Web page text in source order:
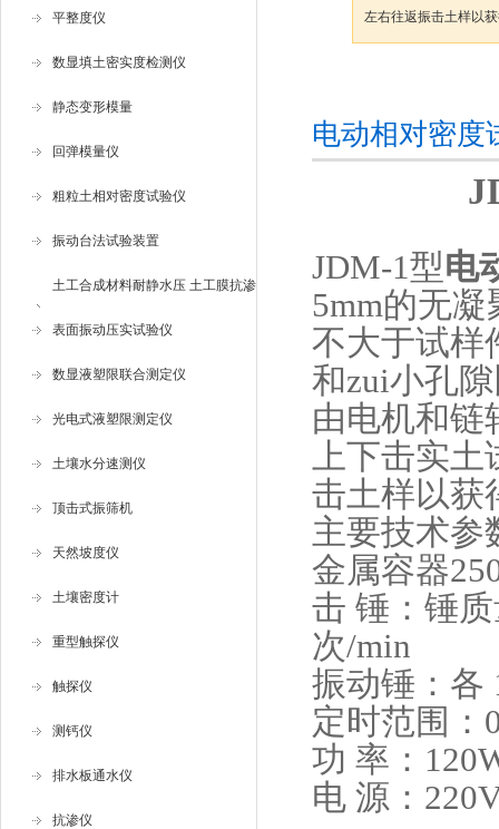
度试验仪 ）
平整度仪
数显填土密实度检测仪
静态变形模量
回弹模量仪
粗粒土相对密度试验仪
振动台法试验装置
土工合成材料耐静水压 土工膜抗渗
仪
表面振动压实试验仪
数显液塑限联合测定仪
光电式液塑限测定仪
土壤水分速测仪
顶击式振筛机
天然坡度仪
土壤密度计
重型触探仪
触探仪
测钙仪
排水板通水仪
抗渗仪
左右往返振击土样以
电动相对密度
JDM-1型电
5mm的无
不大于试样
和zui小孔
由电机和链
上下击实土
击土样以获
主要技术参
金属容器
击 锤：锤
次/min
振动锤：各
定时范围：
功 率：
电 源：